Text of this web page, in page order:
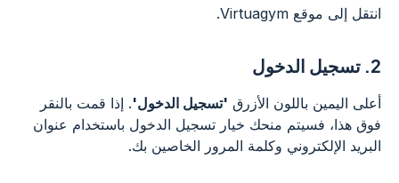
انتقل إلى موقع Virtuagym.
2. تسجيل الدخول
أعلى اليمين باللون الأزرق 'تسجيل الدخول'. إذا قمت بالنقر
فوق هذا، فسيتم منحك خيار تسجيل الدخول باستخدام عنوان
البريد الإلكتروني وكلمة المرور الخاصين بك.